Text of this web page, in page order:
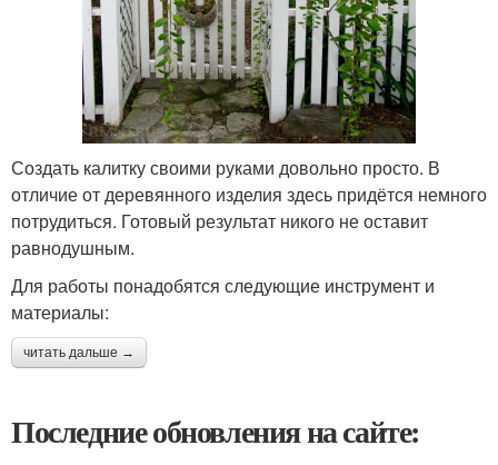
Создать калитку своими руками довольно просто. В
отличие от деревянного изделия здесь придётся немного
потрудиться. Готовый результат никого не оставит
равнодушным.
Для работы понадобятся следующие инструмент и
материалы:
читать дальше →
Последние обновления на сайте: